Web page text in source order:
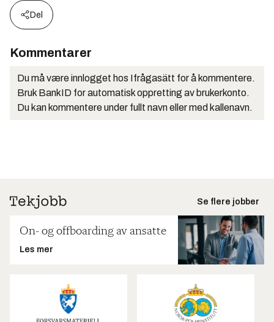
Del
Kommentarer
Du må være innlogget hos Ifrågasätt for å kommentere.
Bruk BankID for automatisk oppretting av brukerkonto.
Du kan kommentere under fullt navn eller med kallenavn.
Se flere jobber
On- og offboarding av ansatte
Les mer